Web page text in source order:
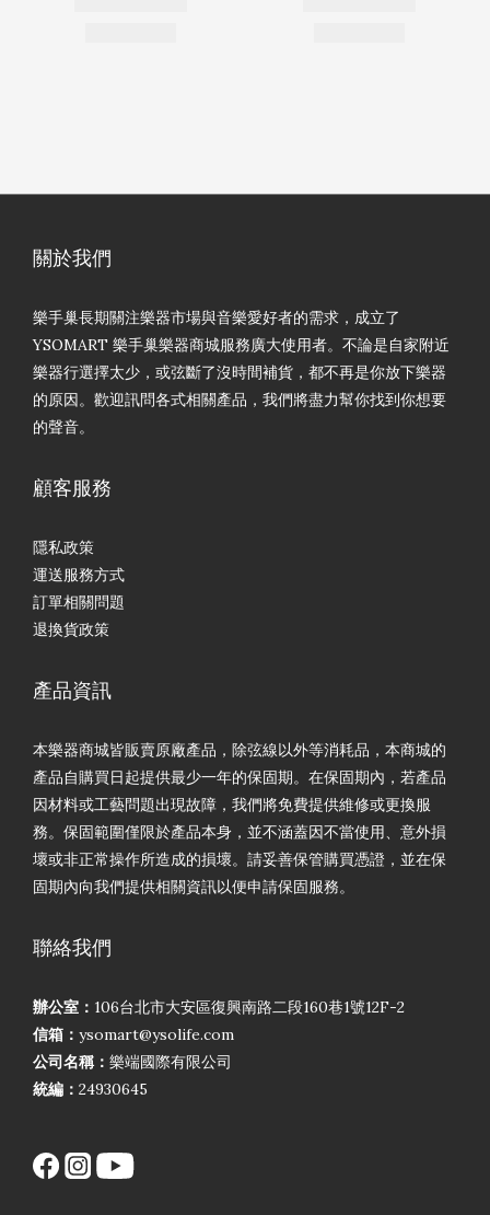
關於我們
樂手巢長期關注樂器市場與音樂愛好者的需求，成立了
YSOMART 樂手巢樂器商城服務廣大使用者。不論是自家附近
樂器行選擇太少，或弦斷了沒時間補貨，都不再是你放下樂器
的原因。歡迎訊問各式相關產品，我們將盡力幫你找到你想要
的聲音。
顧客服務
隱私政策
運送服務方式
訂單相關問題
退換貨政策
產品資訊
本樂器商城皆販賣原廠產品，除弦線以外等消耗品，本商城的
產品自購買日起提供最少一年的保固期。在保固期內，若產品
因材料或工藝問題出現故障，我們將免費提供維修或更換服
務。保固範圍僅限於產品本身，並不涵蓋因不當使用、意外損
壞或非正常操作所造成的損壞。請妥善保管購買憑證，並在保
固期內向我們提供相關資訊以便申請保固服務。
聯絡我們
辦公室： 106台北市大安區復興南路二段160巷1號12F-2
信箱： ysomart@ysolife.com
公司名稱： 樂端國際有限公司
統編： 24930645